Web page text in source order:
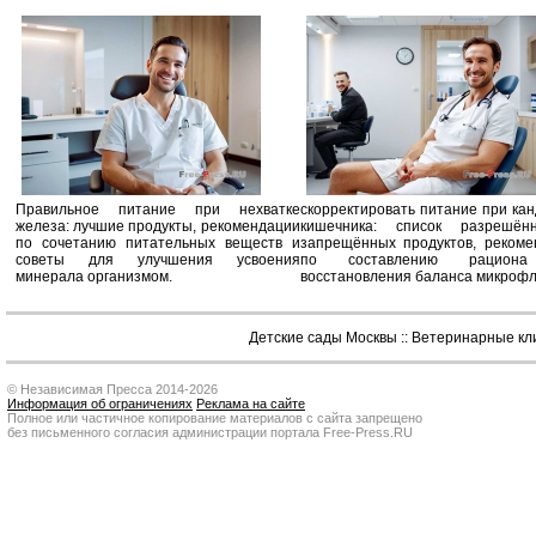
Правильное питание при нехватке
железа: лучшие продукты, рекомендации
по сочетанию питательных веществ и
советы для улучшения усвоения
минерала организмом.
скорректировать питание при
кишечника: список
запрещённых продуктов,
по составлению
восстановления баланса
Детские сады Москвы :: Ветеринарные
© Независимая Пресса 2014-2026
Информация об ограничениях Реклама на сайте
Полное или частичное копирование материалов с сайта запрещено
без письменного согласия администрации портала Free-Press.RU